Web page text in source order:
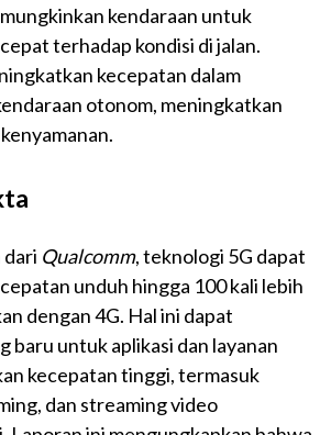
kendaraan untuk
terhadap kondisi di jalan.
kecepatan dalam
otonom, meningkatkan
Qualcomm, teknologi 5G dapat
unduh hingga 100 kali lebih
dengan 4G. Hal ini dapat
baru untuk aplikasi dan layanan
kecepatan tinggi, termasuk
dan streaming video